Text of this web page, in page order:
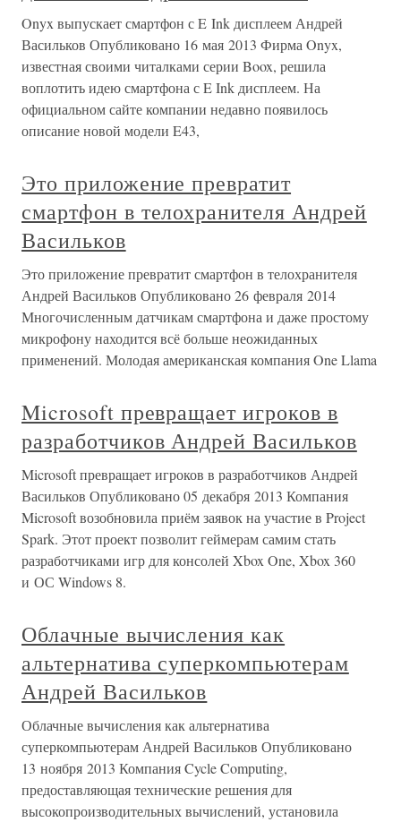
Onyx выпускает смартфон с E Ink дисплеем Андрей
Васильков Опубликовано 16 мая 2013 Фирма Onyx,
известная своими читалками серии Boox, решила
воплотить идею смартфона с E Ink дисплеем. На
официальном сайте компании недавно появилось
описание новой модели E43,
Это приложение превратит
смартфон в телохранителя Андрей
Васильков
Это приложение превратит смартфон в телохранителя
Андрей Васильков Опубликовано 26 февраля 2014
Многочисленным датчикам смартфона и даже простому
микрофону находится всё больше неожиданных
применений. Молодая американская компания One Llama
Microsoft превращает игроков в
разработчиков Андрей Васильков
Microsoft превращает игроков в разработчиков Андрей
Васильков Опубликовано 05 декабря 2013 Компания
Microsoft возобновила приём заявок на участие в Project
Spark. Этот проект позволит геймерам самим стать
разработчиками игр для консолей Xbox One, Xbox 360
и ОС Windows 8.
Облачные вычисления как
альтернатива суперкомпьютерам
Андрей Васильков
Облачные вычисления как альтернатива
суперкомпьютерам Андрей Васильков Опубликовано
13 ноября 2013 Компания Cycle Computing,
предоставляющая технические решения для
высокопроизводительных вычислений, установила